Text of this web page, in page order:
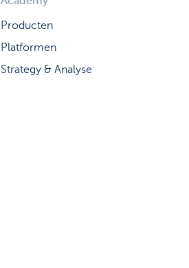
Producten
Platformen
Strategy & Analyse